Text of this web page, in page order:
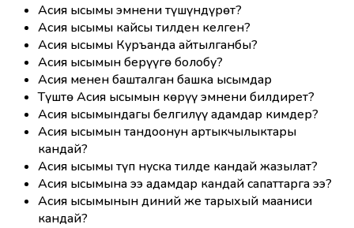
Асия ысымы эмнени түшүндүрөт?
Асия ысымы кайсы тилден келген?
Асия ысымы Куръанда айтылганбы?
Асия ысымын берүүгө болобу?
Асия менен башталган башка ысымдар
Түштө Асия ысымын көрүү эмнени билдирет?
Асия ысымындагы белгилүү адамдар кимдер?
Асия ысымын тандоонун артыкчылыктары
кандай?
Асия ысымы түп нуска тилде кандай жазылат?
Асия ысымына ээ адамдар кандай сапаттарга ээ?
Асия ысымынын диний же тарыхый мааниси
кандай?